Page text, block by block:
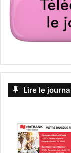
Lire le